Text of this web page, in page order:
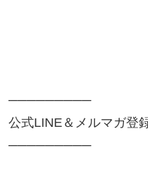
─────────
公式LINE＆メルマガ登
─────────